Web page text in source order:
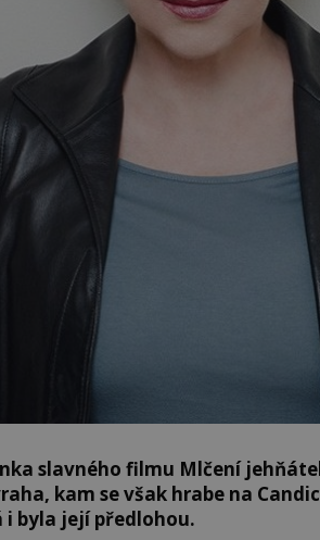
slavného filmu Mlčení
kam se však hrabe na
i byla její předlohou.